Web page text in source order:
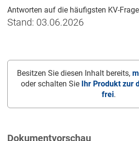
Antworten auf die häufigsten KV-
Stand: 03.06.2026
Besitzen Sie diesen Inhalt bereits,
oder schalten Sie
Ihr Produkt zur
frei.
Dokumentvorschau